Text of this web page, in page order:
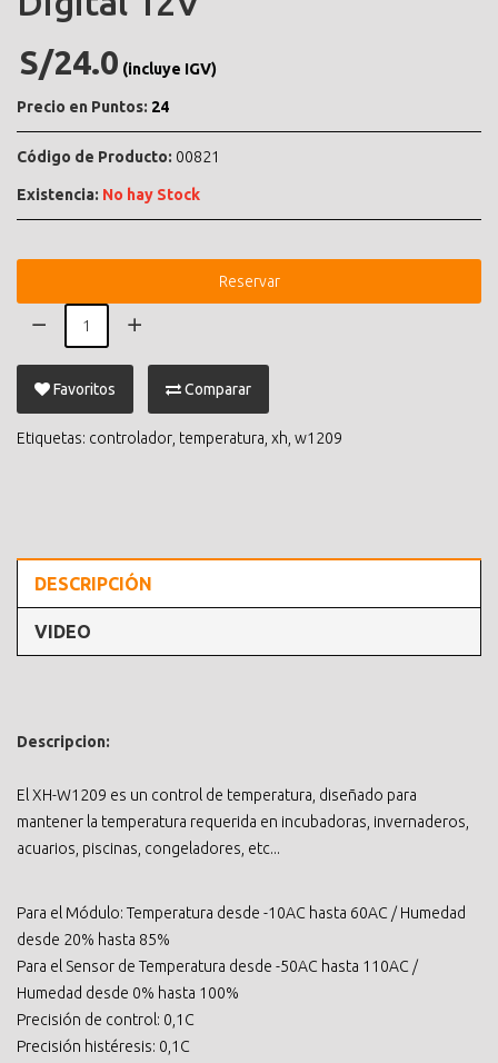
S/24.0 (incluye IGV)
Precio en Puntos: 24
Código de Producto: 00821
Existencia: No hay Stock
Reservar
Favoritos Comparar
Etiquetas: controlador temperatura xh w1209
DESCRIPCIÓN
VIDEO
Descripcion:
El XH-W1209 es un control de temperatura, diseñado para
mantener la temperatura requerida en incubadoras, invernaderos,
acuarios, piscinas, congeladores, etc...
Para el Módulo: Temperatura desde -10AC hasta 60AC / Humedad
desde 20% hasta 85%
Para el Sensor de Temperatura desde -50AC hasta 110AC /
Humedad desde 0% hasta 100%
Precisión de control: 0,1C
Precisión histéresis: 0,1C